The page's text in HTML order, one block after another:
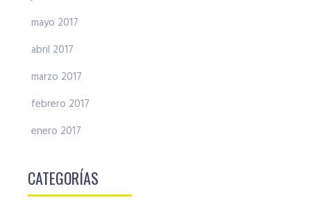
mayo 2017
abril 2017
marzo 2017
febrero 2017
enero 2017
CATEGORÍAS